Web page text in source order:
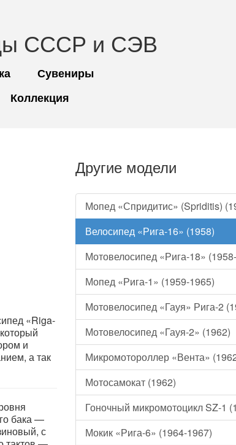
СССР и СЭВ
Сувениры
Коллекция
«Riga-
и
а так
бака —
с
Другие модели
Мопед «Спридитис» (Spriditis)
Велосипед «Рига-16» (1958)
Мотовелосипед «Рига-18»
Мопед «Рига-1» (1959-1965)
Мотовелосипед «Гауя» Рига-2
Мотовелосипед «Гауя-2» (1962)
Микромотороллер «Вента»
Мотосамокат (1962)
Гоночный микромотоцикл SZ-1
Мокик «Рига-6» (1964-1967)